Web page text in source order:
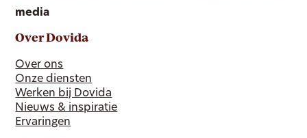
media
Over Dovida
Over ons
Onze diensten
Werken bij Dovida
Nieuws & inspiratie
Ervaringen